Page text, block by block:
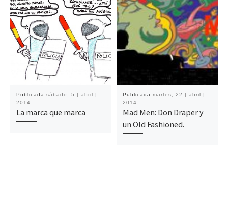
Publicada sábado, 5 | abril |
2014
La marca que marca
Publicada martes, 22 | abril |
2014
Mad Men: Don Draper y
un Old Fashioned.